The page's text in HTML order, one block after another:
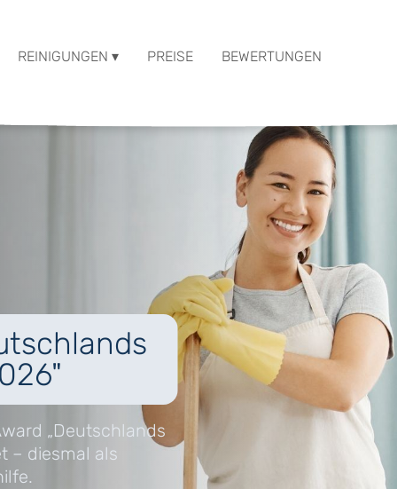
REINIGUNGEN ▾ PREISE BEWERTUNGEN
„Deutschlands
– diesmal als